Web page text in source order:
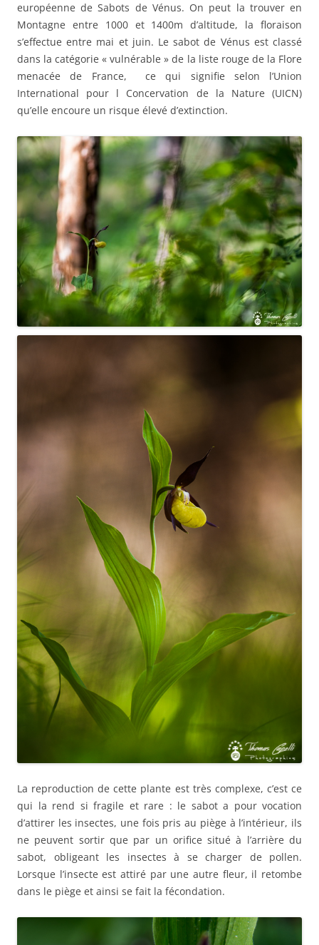
européenne de Sabots de Vénus. On peut la trouver en
Montagne entre 1000 et 1400m d’altitude, la floraison
s’effectue entre mai et juin. Le sabot de Vénus est classé
dans la catégorie « vulnérable » de la liste rouge de la Flore
menacée de France, ce qui signifie selon l’Union
International pour l Concervation de la Nature (UICN)
qu’elle encoure un risque élevé d’extinction.
La reproduction de cette plante est très complexe, c’est ce
qui la rend si fragile et rare : le sabot a pour vocation
d’attirer les insectes, une fois pris au piège à l’intérieur, ils
ne peuvent sortir que par un orifice situé à l’arrière du
sabot, obligeant les insectes à se charger de pollen.
Lorsque l’insecte est attiré par une autre fleur, il retombe
dans le piège et ainsi se fait la fécondation.